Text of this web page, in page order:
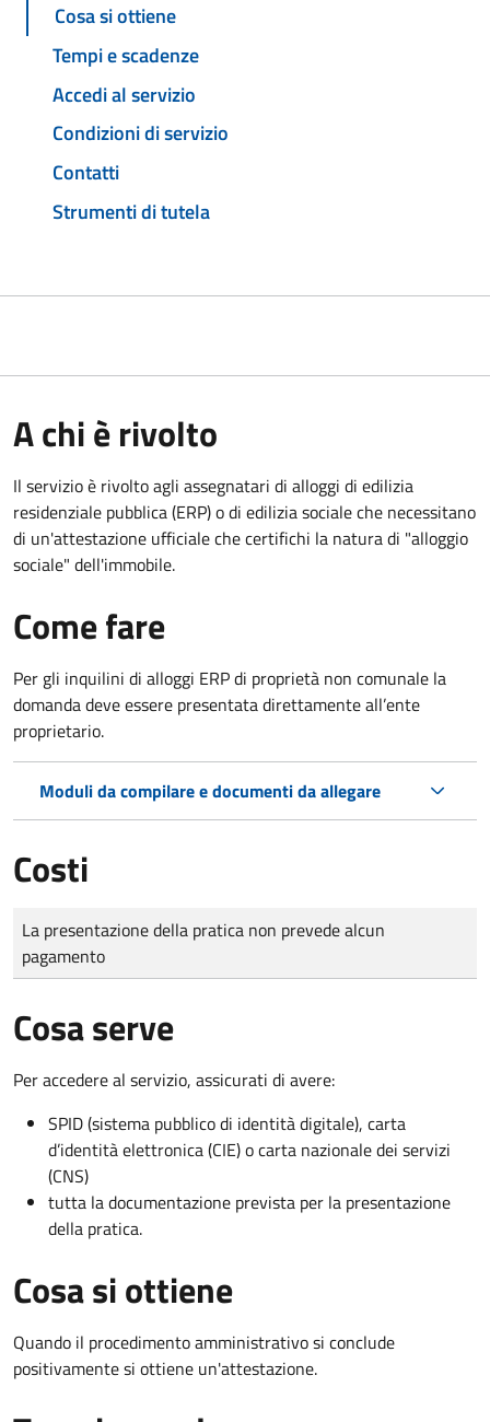
Cosa si ottiene
Tempi e scadenze
Accedi al servizio
Condizioni di servizio
Contatti
Strumenti di tutela
A chi è rivolto
Il servizio è rivolto agli assegnatari di alloggi di edilizia
residenziale pubblica (ERP) o di edilizia sociale che necessitano
di un'attestazione ufficiale che certifichi la natura di "alloggio
sociale" dell'immobile.
Come fare
Per gli inquilini di alloggi ERP di proprietà non comunale la
domanda deve essere presentata direttamente all’ente
proprietario.
Moduli da compilare e documenti da allegare
Costi
Tipo di pagamento
Importo
La presentazione della pratica non prevede alcun
pagamento
Cosa serve
Per accedere al servizio, assicurati di avere:
SPID (sistema pubblico di identità digitale), carta
d’identità elettronica (CIE) o carta nazionale dei servizi
(CNS)
tutta la documentazione prevista per la presentazione
della pratica.
Cosa si ottiene
Quando il procedimento amministrativo si conclude
positivamente si ottiene un'attestazione.